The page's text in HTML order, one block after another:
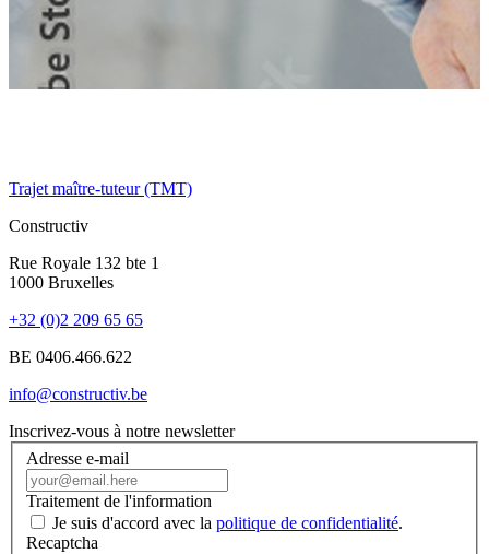
Trajet maître-tuteur (TMT)
Constructiv
Rue Royale 132 bte 1
1000 Bruxelles
+32 (0)2 209 65 65
BE 0406.466.622
info@constructiv.be
Inscrivez-vous à notre newsletter
Adresse e-mail
Traitement de l'information
Je suis d'accord avec la politique de confidentialité.
Recaptcha